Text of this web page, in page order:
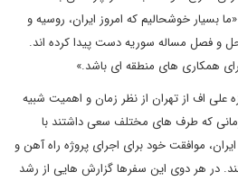
بسیار خوشحالیم که امروز ایران، روسیه و
و فصل مساله سوریه دست پیدا کرده اند.
همکاری های منطقه ای باشد.»
علی اف از تهران از نظر زمان و اهمیت شبیه
که طرف های مختلف سعی داشتند با
موافقت خود برای اجرای پروژه راه آهن و
در هر دوی این سفرها گزارش هایی از رشد